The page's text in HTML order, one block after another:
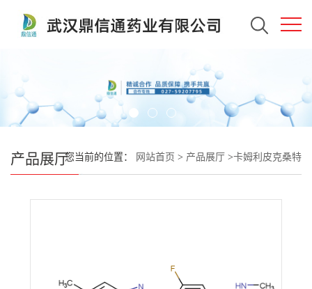
产品展厅您当前的位置： 网站首页 > 产品展厅 >卡姆利皮克桑特